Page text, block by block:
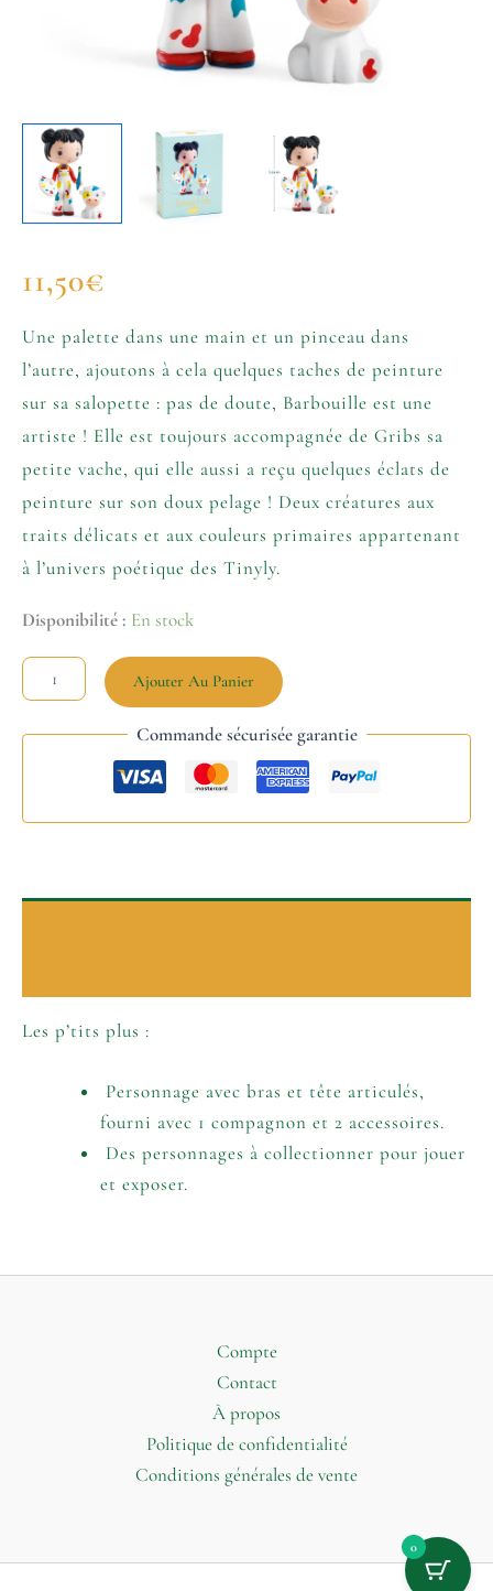
11,50€
Une palette dans une main et un pinceau dans
l’autre, ajoutons à cela quelques taches de peinture
sur sa salopette : pas de doute, Barbouille est une
artiste ! Elle est toujours accompagnée de Gribs sa
petite vache, qui elle aussi a reçu quelques éclats de
peinture sur son doux pelage ! Deux créatures aux
traits délicats et aux couleurs primaires appartenant
à l’univers poétique des Tinyly.
Disponibilité : En stock
Ajouter Au Panier
Commande sécurisée garantie
Les p’tits plus :
Personnage avec bras et tête articulés,
fourni avec 1 compagnon et 2 accessoires.
Des personnages à collectionner pour jouer
et exposer.
Compte
Contact
À propos
Politique de confidentialité
Conditions générales de vente
0